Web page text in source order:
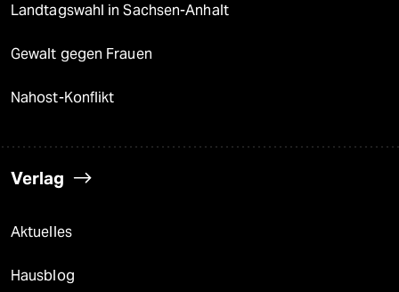
Landtagswahl in Sachsen-Anhalt
Gewalt gegen Frauen
Nahost-Konflikt
Verlag
Aktuelles
Hausblog